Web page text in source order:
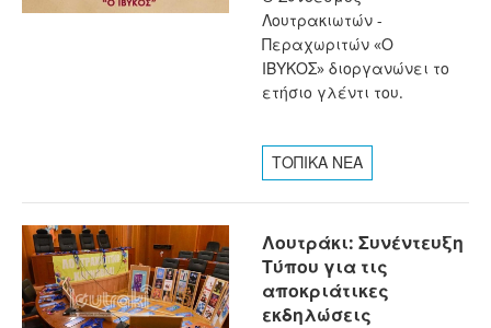
Λουτρακιωτών -
Περαχωριτών «Ο
ΙΒΥΚΟΣ» διοργανώνει το
ετήσιο γλέντι του.
ΤΟΠΙΚΑ ΝΕΑ
Λουτράκι: Συνέντευξη
Τύπου για τις
αποκριάτικες
εκδηλώσεις